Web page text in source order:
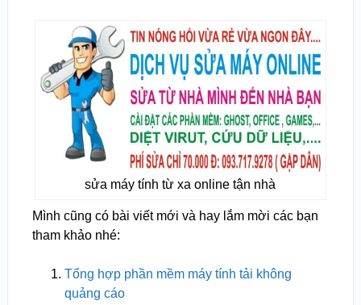
sửa máy tính từ xa online tận nhà
Mình cũng có bài viết mới và hay lắm mời các bạn
tham khảo nhé:
Tổng hợp phần mềm máy tính tải không
quảng cáo